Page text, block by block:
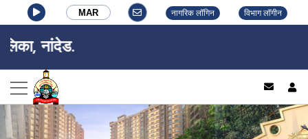
MAR नागरिक लॉगिन विभाग लॉगीन
नांदेड.